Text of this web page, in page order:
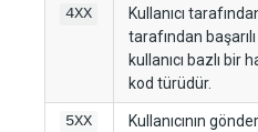
4XX
Kullanıcı
tarafından
kullanıcı bazlı
kod türüdür.
5XX
Kullanıcının